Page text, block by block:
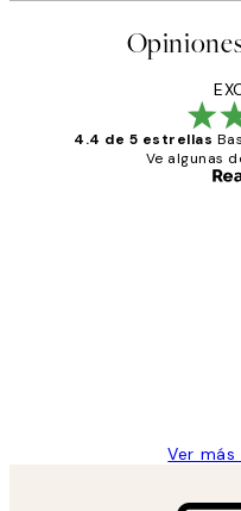
4.4 de 5 estrellas
Ve algunas
Ver